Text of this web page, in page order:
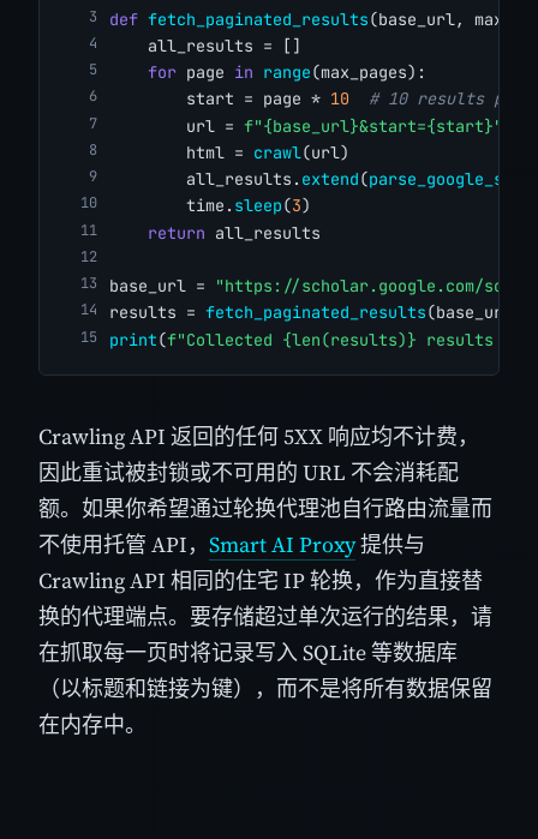
def fetch_paginated_results(base_url,
    all_results = []
for page in range(max_pages):
        start = page *
10
# 10 results per
        url =
f"{base_url}&start={start}"
        html =
crawl(url)
        all_results.
extend(
        time.
sleep(3)
return all_results
base_url =
"https://scholar.google.com/
results = fetch_paginated_results(base_url,
print(f"Collected {len(results)} results
Crawling API 返回的任何 5XX 响应均不计费，
因此重试被封锁或不可用的 URL 不会消耗配
额。如果你希望通过轮换代理池自行路由流量而
不使用托管 API， Smart AI Proxy提供与
Crawling API 相同的住宅 IP 轮换，作为直接替
换的代理端点。要存储超过单次运行的结果，请
在抓取每一页时将记录写入 SQLite 等数据库
（以标题和链接为键），而不是将所有数据保留
在内存中。